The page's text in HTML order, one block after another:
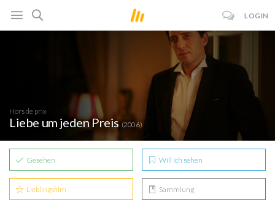
LOGIN
Hors de prix
Liebe um jeden Preis(2006)
Gesehen Will ich sehen
Lieblingsfilm Sammlung